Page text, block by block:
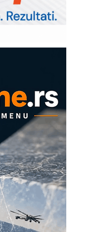
od 40 godina
nosača kablova
1500 VDC
tečnim